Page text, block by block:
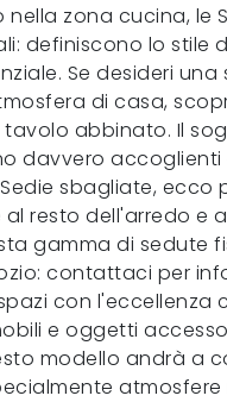
nella zona cucina, le
definiscono lo stile
Se desideri una
di casa,
abbinato. Il
davvero accoglienti
sbagliate, ecco
resto dell'arredo e
gamma di sedute
contattaci per
con l'eccellenza
e oggetti
modello andrà a
atmosfere